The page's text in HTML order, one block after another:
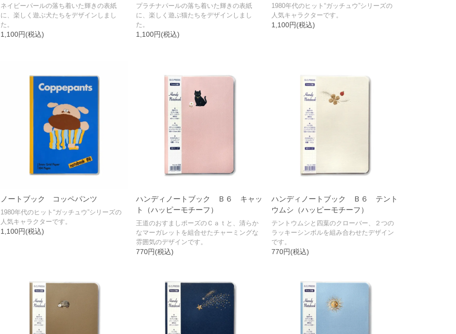
ネイビーパールの落ち着いた輝きの表紙
に、楽しく遊ぶ犬たちをデザインしまし
た。
1,100円(税込)
プラチナパールの落ち着いた輝きの表紙
に、楽しく遊ぶ猫たちをデザインしまし
た。
1,100円(税込)
1980年代のヒット“ガッチュウ”シリーズの
人気キャラクターです。
1,100円(税込)
ノートブック コッペパンツ
1980年代のヒット“ガッチュウ”シリーズの
人気キャラクターです。
1,100円(税込)
ハンディノートブック Ｂ６ キャッ
ト（ハッピーモチーフ）
王道のおすましポーズのＣａｔと、清らか
なマーガレットを組合せたチャーミングな
雰囲気のデザインです。
770円(税込)
ハンディノートブック Ｂ６ テント
ウムシ（ハッピーモチーフ）
テントウムシと四葉のクローバー、２つの
ラッキーシンボルを組み合わせたデザイン
です。
770円(税込)